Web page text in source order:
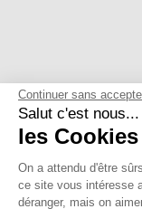
Continuer sans
Salut c'est nous...
les Cookies
On a attendu d'être
ce site vous intéresse
déranger, mais on